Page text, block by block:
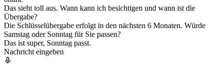
Das sieht toll aus. Wann kann ich besichtigen und wann ist die
Übergabe?
Die Schlüsselübergabe erfolgt in den nächsten 6 Monaten. Würde
Samstag oder Sonntag für Sie passen?
Das ist super, Sonntag passt.
Nachricht eingeben